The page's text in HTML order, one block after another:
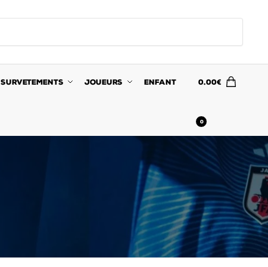
SURVETEMENTS JOUEURS ENFANT 0.00€
0